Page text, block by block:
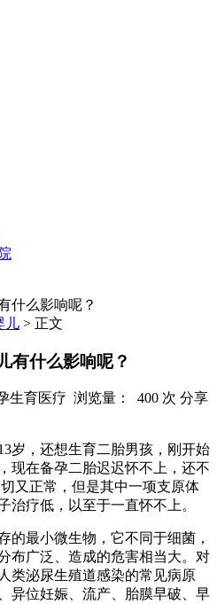
儿 > 正文
有什么影响呢？
生育医疗 浏览量： 400 次 分享
岁，还想生育二胎男孩，刚开始
现在备孕二胎迟迟怀不上，还不
又正常，但是其中一项支原体
治疗低，以至于一直怀不上。
的最小微生物，它不同于细菌，
布广泛、造成的危害相当大。对
类泌尿生殖道感染的常见病原
异位妊娠、流产、胎膜早破、早